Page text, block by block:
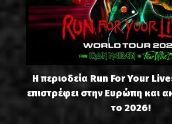
Η περιοδεία Run For Your
επιστρέφει στην Ευρώπη και
το 2026!